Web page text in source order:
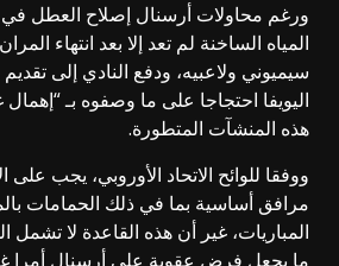
ورغم محاولات أرسنال إصلاح العطل
المياه الساخنة لم تعد إلا بعد انتهاء
سيميوني ولاعبيه، ودفع النادي إلى
اليويفا احتجاجا على ما وصفوه بـ
هذه المنشآت المتطورة.
ووفقا للوائح الاتحاد الأوروبي، يجب على
مرافق أساسية بما في ذلك الحمامات
المباريات، غير أن هذه القاعدة لا تشمل
ما يجعل فرض عقوبة على أرسنال أمرا